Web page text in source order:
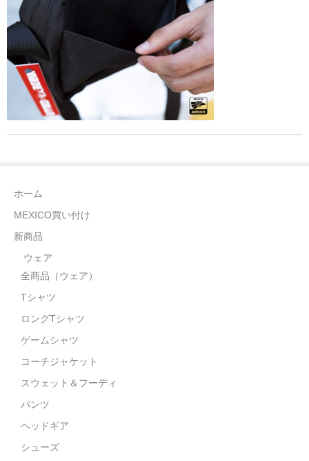
ゲームシャツ
コーチジャケット
スウェット＆フーディ
パンツ
ヘッドギア
ORIGINAL
STILL 90’s
Brown Pride
全商品（ORIGINAL）
ハニーカムトライプ
天ぷらまめすけ
C D / D V D
ホーム
MEXICO買い付け
新商品
ウェア
全商品（ウェア）
Tシャツ
ロングTシャツ
ゲームシャツ
コーチジャケット
スウェット＆フーディ
パンツ
ヘッドギア
シューズ